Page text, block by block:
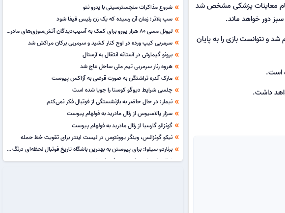
معاینات پزشکی مشخص شد
دور خواهد ماند.
استون ویلا، در جریان پیروزی بلژیک مقابل آمریکا در جام جهانی ۲۰۲۶ مصدوم شد و نتوانست بازی را به پایان
است.
double_arrow شروع مذاکرات منچسترسیتی با پدرو نتو
double_arrow سپ بلاتر: زمان آن رسیده که یک زن رئیس فیفا شود
double_arrow لیونل مسی 80 هزار یورو برای کمک به آسیب‌دیدگان آتش‌سوزی‌های مادرید کمک کرد
double_arrow سرمربی کیپ ورده در اوج کنار کشید و سرمربی برکان مراکش شد
double_arrow برونو گیمارش در آستانه انتقال به آرسنال
double_arrow هروه رنار سرمربی تیم ملی ساحل عاج شد
double_arrow مارک آندره تراشتگن به صورت قرضی به آژاکس پیوست
double_arrow چلسی شرایط دیوگو کوستا را جویا شده است
double_arrow نیمار: در حال حاضر به بازنشستگی از فوتبال فکر نمی‌کنم
double_arrow سزار پالاسیوس از رئال مادرید به فولهام پیوست
double_arrow گونزالو گارسیا از رئال مادرید به فولهام پیوست
double_arrow نیکو گونزالس، وینگر یوونتوس در لیست اینتر برای تقویت خط حمله
double_arrow برناردو سیلوا: برای پیوستن به بهترین باشگاه تاریخ فوتبال لحظه‌ای درنگ نکردم
double_arrow ژوائو ماریو از یوونتوس به فیورنتینا پیوست